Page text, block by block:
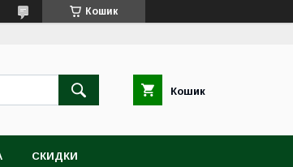
Кошик
Кошик
СКИДКИ